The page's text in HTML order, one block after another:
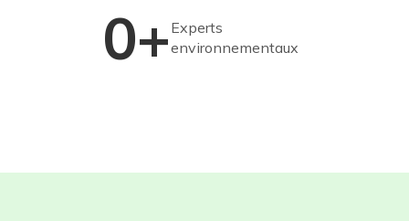
0+ Experts
environnementaux